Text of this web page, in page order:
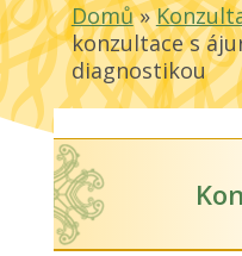
Domů»
konzultace s
diagnostikou